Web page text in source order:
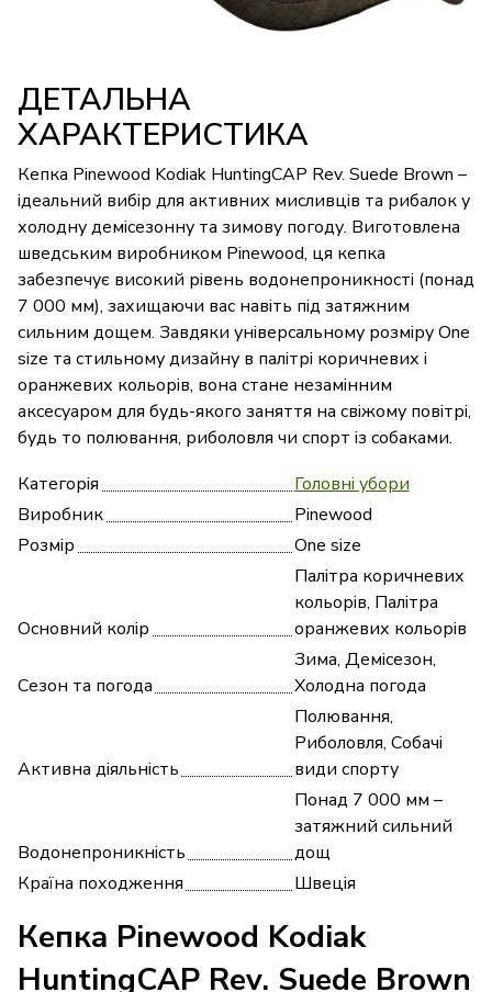
ДЕТАЛЬНА
ХАРАКТЕРИСТИКА
Кепка Pinewood Kodiak HuntingCAP Rev. Suede Brown –
ідеальний вибір для активних мисливців та рибалок у
холодну демісезонну та зимову погоду. Виготовлена
шведським виробником Pinewood, ця кепка
забезпечує високий рівень водонепроникності (понад
7 000 мм), захищаючи вас навіть під затяжним
сильним дощем. Завдяки універсальному розміру One
size та стильному дизайну в палітрі коричневих і
оранжевих кольорів, вона стане незамінним
аксесуаром для будь-якого заняття на свіжому повітрі,
будь то полювання, риболовля чи спорт із собаками.
Категорія
Головні убори
Виробник
Pinewood
Розмір
One size
Основний колір
Палітра коричневих
кольорів, Палітра
оранжевих кольорів
Сезон та погода
Зима, Демісезон,
Холодна погода
Активна діяльність
Полювання,
Риболовля, Собачі
види спорту
Водонепроникність
Понад 7 000 мм –
затяжний сильний
дощ
Країна походження
Швеція
Кепка Pinewood Kodiak
HuntingCAP Rev. Suede Brown